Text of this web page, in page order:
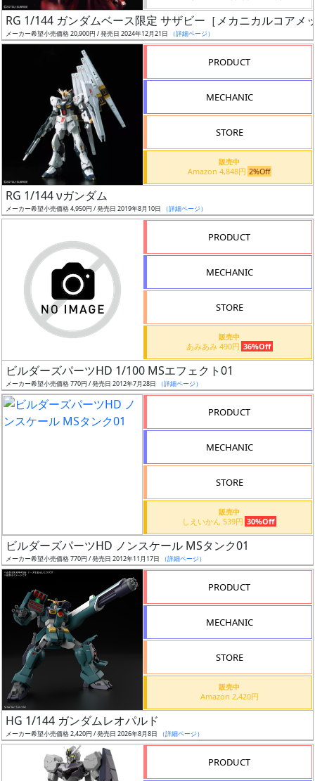
日
発
売
対象
ギ
ャ
ラ
定
予
定
割
引
RG 1/144 ガンダムベース限定 サザビー［メカニカルコアメ
メーカー希望小売価格 20,900円 / 発売日 2024年12月21日 （詳細ページ）
PRODUCT
MECHANIC
STORE
販売中
Amazon 4,848円 2%Off
RG 1/144 νガンダム
メーカー希望小売価格 4,950円 / 発売日 2019年8月10日 （詳細ページ）
PRODUCT
MECHANIC
STORE
販売中
あみあみ 490円 36%Off
ビルダーズパーツHD 1/100 MSエフェクト01
メーカー希望小売価格 770円 / 発売日 2012年7月28日 （詳細ページ）
PRODUCT
MECHANIC
STORE
販売中
しえいかん 539円 30%Off
ビルダーズパーツHD ノンスケール MSタンク01
メーカー希望小売価格 770円 / 発売日 2012年11月17日 （詳細ページ）
PRODUCT
MECHANIC
STORE
販売中
Amazon 2,420円
HG 1/144 ガンダムレオパルド
メーカー希望小売価格 2,420円 / 発売日 2026年8月8日 （詳細ページ）
PRODUCT